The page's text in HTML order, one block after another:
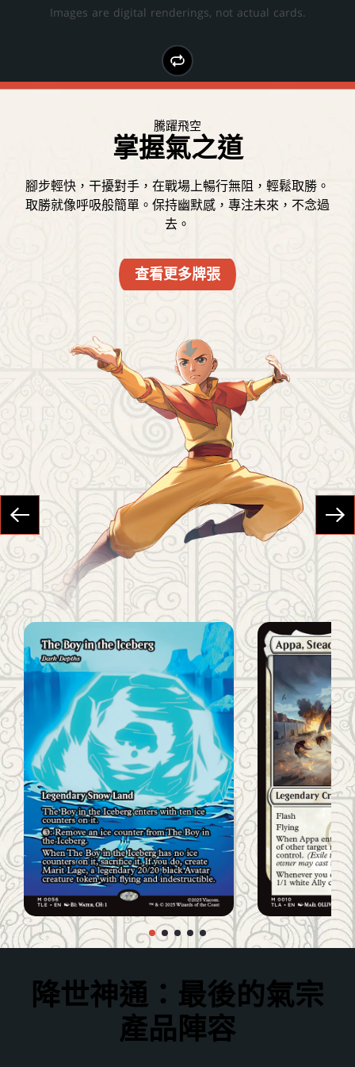
Images are digital renderings, not actual cards.
騰躍飛空
掌握氣之道
腳步輕快，干擾對手，在戰場上暢行無阻，輕鬆取勝。
取勝就像呼吸般簡單。保持幽默感，專注未來，不念過
去。
查看更多牌張
掀起波瀾
引導水之力
細微漣漪也能匯聚成洶湧潮流。在壓力下保持冷靜，順
勢而行，並出奇制勝！保持理智，你就能改變遊戲走
向，讓策略持續推進。
查看更多牌張
堅如磐石
操控土之力
成為堅不可摧的存在，也化作勢不可擋的力量。以耐心
與毅力穩固根基，打造無可撼動的防禦，喚醒大地之
力，將戰場化為你的武器。
查看更多牌張
燃亮熾焰
點燃戰場
扭轉局勢……或一舉炸裂全場。深吸一口氣，明智地善
用資源：別畏懼火焰，何不刻意煽動火勢，讓熊熊烈焰
在戰場上成為你最強大的利器。
查看更多牌張
冷酷制勝
征服四國
讓雄心照亮通往勝利的道路。先發制人、重拳出擊，為
了勝利不惜一切。弱者無法自行屹立，給他們第二次機
會吧，讓他們挺身為你而戰。
查看更多牌張
降世神通：最後的氣宗
產品陣容